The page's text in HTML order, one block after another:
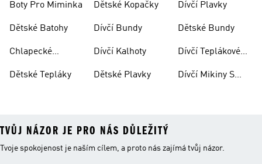
Boty Pro Miminka
Dětské Batohy
Chlapecké
Dětské Tepláky
Dětské Kopačky
Dívčí Bundy
Dívčí Kalhoty
Dětské Plavky
Soupravy
Dívčí Plavky
Dětské Bundy
Dívčí Teplákové
Dívčí Mikiny S
TVŮJ NÁZOR JE PRO NÁS DŮLEŽITÝ
Tvoje spokojenost je naším cílem, a proto nás zajímá tvůj názor.